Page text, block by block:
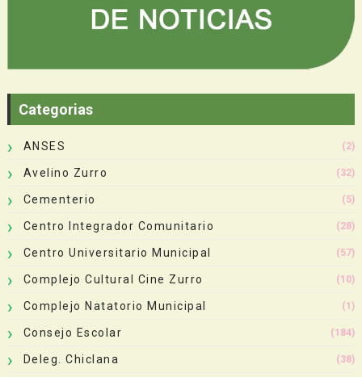
Categorias
ANSES (2)
Avelino Zurro (32)
Cementerio (5)
Centro Integrador Comunitario (28)
Centro Universitario Municipal (57)
Complejo Cultural Cine Zurro (10)
Complejo Natatorio Municipal (1)
Consejo Escolar (184)
Deleg. Chiclana (38)